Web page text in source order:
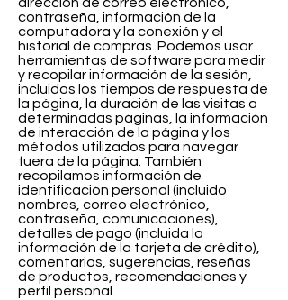
contraseña, información de la
computadora y la conexión y el
historial de compras. Podemos usar
herramientas de software para medir
y recopilar información de la sesión,
incluidos los tiempos de respuesta de
la página, la duración de las visitas a
determinadas páginas, la información
de interacción de la página y los
métodos utilizados para navegar
fuera de la página. También
recopilamos información de
identificación personal (incluido
nombres, correo electrónico,
contraseña, comunicaciones),
detalles de pago (incluida la
información de la tarjeta de crédito),
comentarios, sugerencias, reseñas
de productos, recomendaciones y
perfil personal.